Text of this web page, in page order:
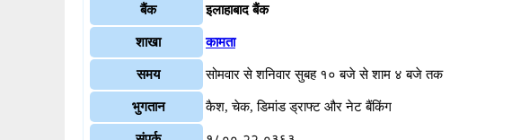
बैंक इलाहाबाद बैंक
शाखा कामता
समय सोमवार से शनिवार सुबह १० बजे से शाम ४ बजे तक
भुगतान कैश, चेक, डिमांड ड्राफ्ट और नेट बैंकिंग